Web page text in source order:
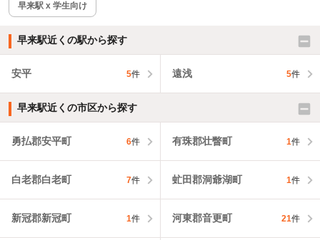
早来駅 x 学生向け
早来駅近くの駅から探す
安平 5件 遠浅 5件
早来駅近くの市区から探す
勇払郡安平町 6件 有珠郡壮瞥町 1件
白老郡白老町 7件 虻田郡洞爺湖町 1件
新冠郡新冠町 1件 河東郡音更町 21件